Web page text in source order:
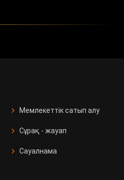
Мемлекеттік сатып алу
Сұрақ - жауап
Сауалнама